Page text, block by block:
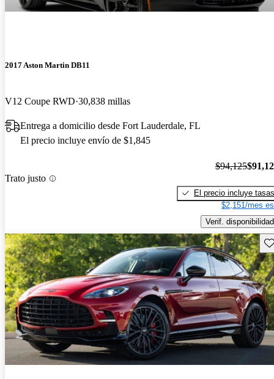
2017 Aston Martin DB11
V12 Coupe RWD 30,838 millas
Entrega a domicilio desde Fort Lauderdale, FL
El precio incluye envío de $1,845
Trato justo
$94,125
El precio incluye tasas
$2,151/mes
Verif. disponibilidad